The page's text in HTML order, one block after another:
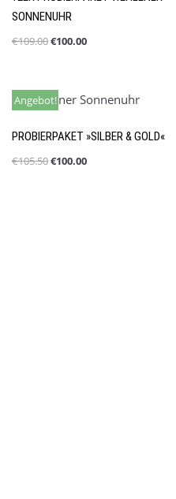
SONNENUHR
€109.00€100.00
Angebot!
PROBIERPAKET »SILBER & GOLD«
€105.50€100.00